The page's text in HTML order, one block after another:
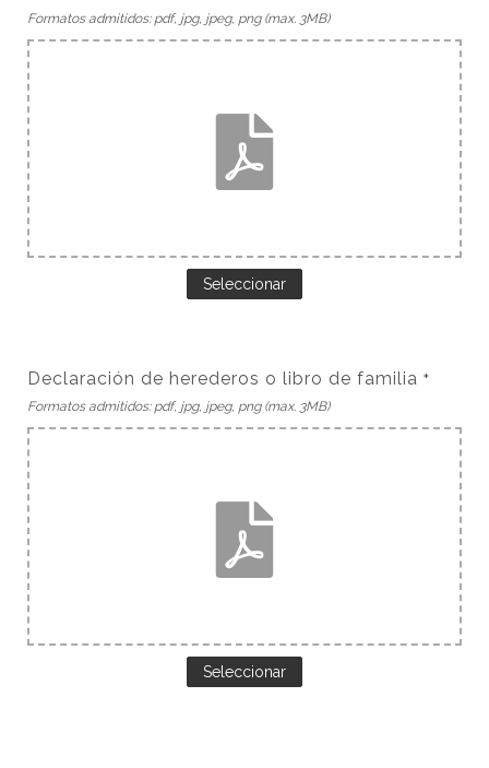
Formatos admitidos: pdf, jpg, jpeg, png (max. 3MB)
Seleccionar
Declaración de herederos o libro de familia *
Formatos admitidos: pdf, jpg, jpeg, png (max. 3MB)
Seleccionar